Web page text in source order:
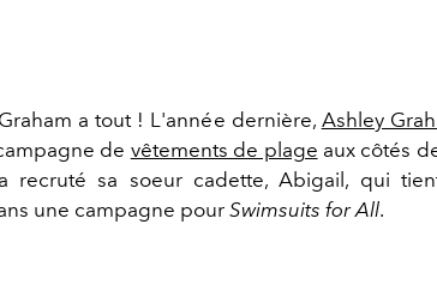
a tout ! L'année dernière, Ashley
de vêtements de plage aux côtés
recruté sa soeur cadette, Abigail, qui
une campagne pour Swimsuits for All.